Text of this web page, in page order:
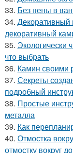
33. Без пены в
34. Декоративный
декоративный
35. Экологически
что выбрать
36. Камин своими
37. Секреты
подробный
38. Простые
металла
39. Как
40. Отмостка
отмостку вокруг